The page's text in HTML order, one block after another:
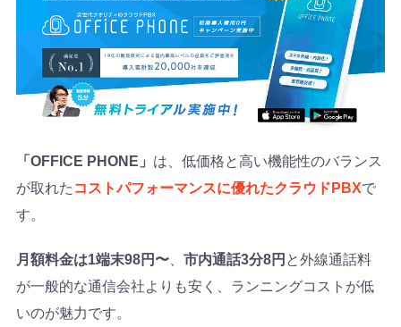
「OFFICE PHONE」 は、低価格と高い機能性のバランス
が取れた コストパフォーマンスに優れたクラウドPBXで
す。
月額料金は1端末98円〜、 市内通話3分8円 と外線通話料
が一般的な通信会社よりも安く、ランニングコストが低
いのが魅力です。